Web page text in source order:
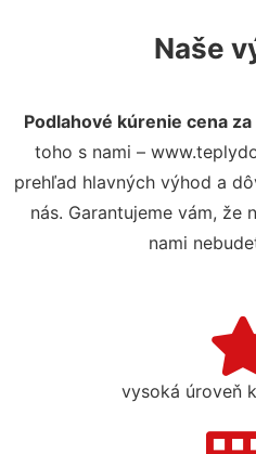
Naše
Podlahové kúrenie cena
toho s nami –
prehľad hlavných výhod a
nás. Garantujeme vám, že
nami
vysoká úroveň